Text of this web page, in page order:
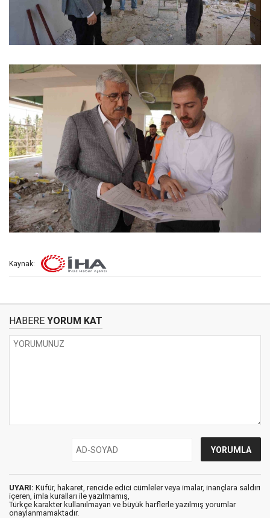
Kaynak:
HABERE YORUM KAT
UYARI: Küfür, hakaret, rencide edici cümleler veya imalar, inançlara saldırı
içeren, imla kuralları ile yazılmamış,
Türkçe karakter kullanılmayan ve büyük harflerle yazılmış yorumlar
onaylanmamaktadır.